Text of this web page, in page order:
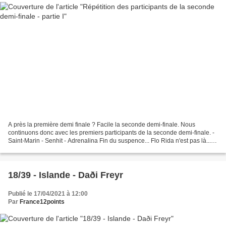
A près la première demi finale ? Facile la seconde demi-finale. Nous
continuons donc avec les premiers participants de la seconde demi-finale. -
Saint-Marin - Senhit - Adrenalina Fin du suspence... Flo Rida n'est pas là...
18/39 - Islande - Daði Freyr
Publié le 17/04/2021 à 12:00
Par France12points